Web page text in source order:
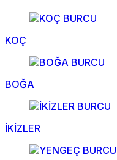
KOÇ
BOĞA
İKİZLER